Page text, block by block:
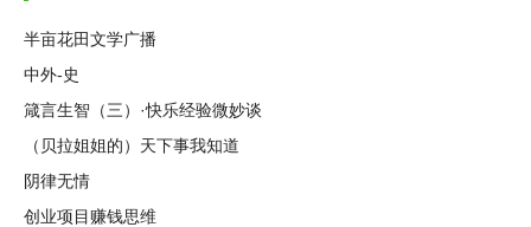
半亩花田文学广播
中外-史
箴言生智（三）·快乐经验微妙谈
（贝拉姐姐的）天下事我知道
阴律无情
创业项目赚钱思维